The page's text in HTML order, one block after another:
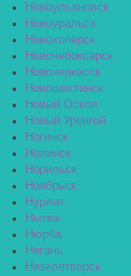
Новоульяновск
Новоуральск
Новохопёрск
Новочебоксарск
Новочеркасск
Новошахтинск
Новый Оскол
Новый Уренгой
Ногинск
Нолинск
Норильск
Ноябрьск
Нурлат
Нытва
Нюрба
Нягань
Нязелетворск